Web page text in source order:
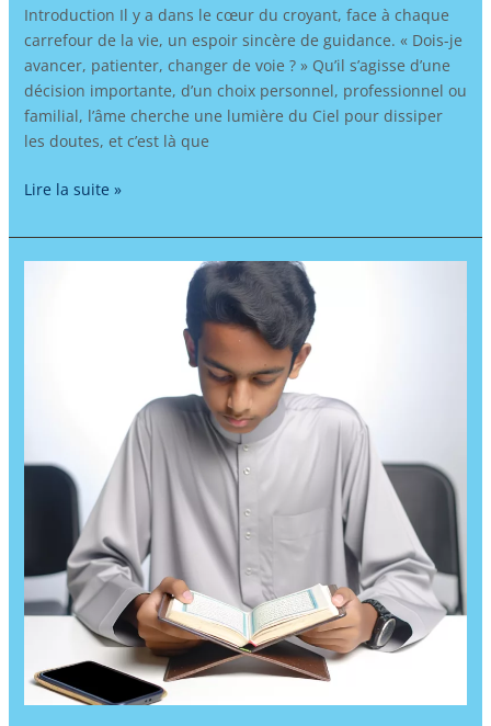
Introduction Il y a dans le cœur du croyant, face à chaque
carrefour de la vie, un espoir sincère de guidance. « Dois-je
avancer, patienter, changer de voie ? » Qu’il s’agisse d’une
décision importante, d’un choix personnel, professionnel ou
familial, l’âme cherche une lumière du Ciel pour dissiper
les doutes, et c’est là que
Lire la suite »
numérique
immersion
en
arabe,
compréhension
Coran
et